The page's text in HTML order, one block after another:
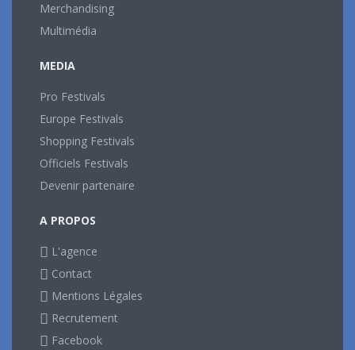
Merchandising
Multimédia
MEDIA
Pro Festivals
Europe Festivals
Shopping Festivals
Officiels Festivals
Devenir partenaire
A PROPOS
L'agence
Contact
Mentions Légales
Recrutement
Facebook